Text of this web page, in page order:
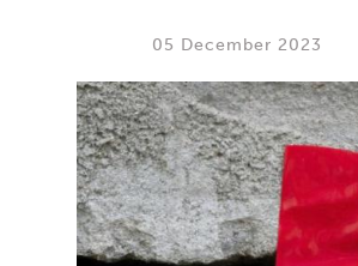
05 December 2023